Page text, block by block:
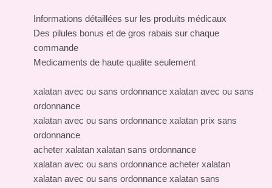
Informations détaillées sur les produits médicaux
Des pilules bonus et de gros rabais sur chaque
commande
Medicaments de haute qualite seulement
xalatan avec ou sans ordonnance xalatan avec ou sans
ordonnance
xalatan avec ou sans ordonnance xalatan prix sans
ordonnance
acheter xalatan xalatan sans ordonnance
xalatan avec ou sans ordonnance acheter xalatan
xalatan avec ou sans ordonnance xalatan sans